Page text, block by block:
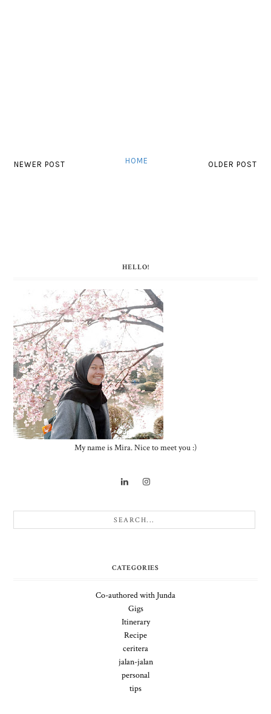
NEWER POST OLDER POST
HOME
HELLO!
My name is Mira. Nice to meet you :)
CATEGORIES
Co-authored with Junda
Gigs
Itinerary
Recipe
ceritera
jalan-jalan
personal
tips